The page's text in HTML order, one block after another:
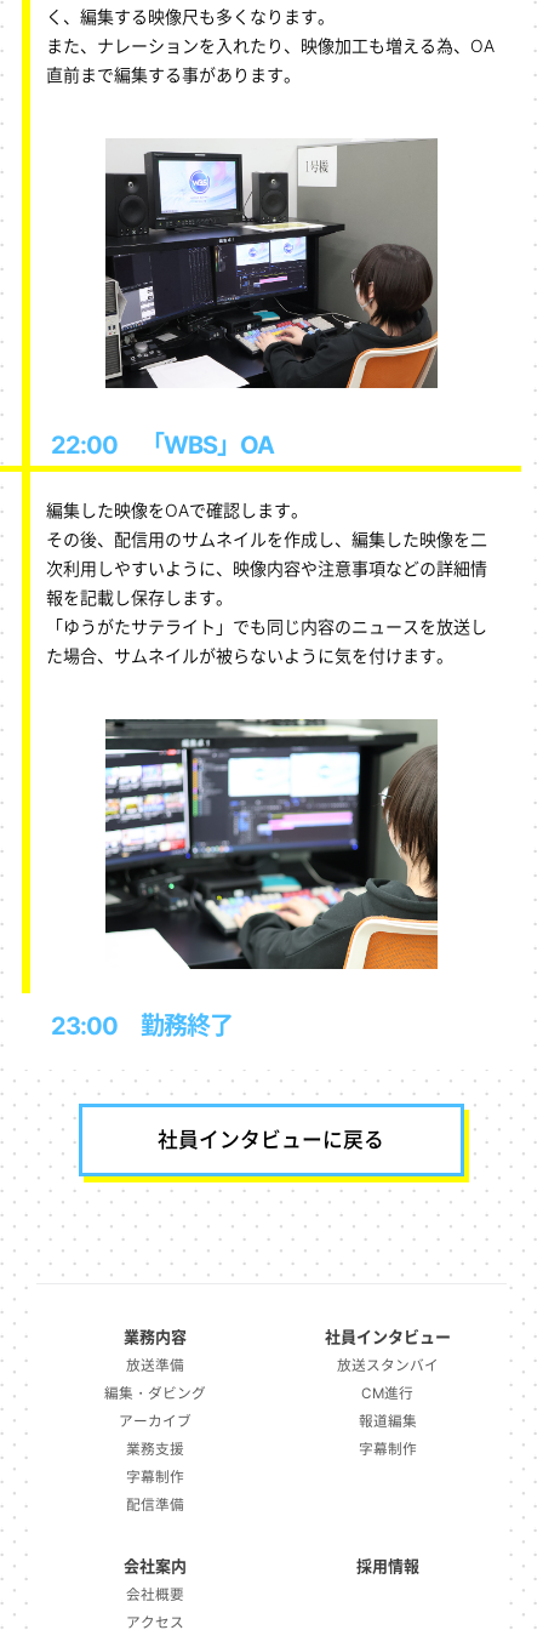
く、編集する映像尺も多くなります。
また、ナレーションを入れたり、映像加工も増える為、OA
直前まで編集する事があります。
22:00 「WBS」OA
編集した映像をOAで確認します。
その後、配信用のサムネイルを作成し、編集した映像を二
次利用しやすいように、映像内容や注意事項などの詳細情
報を記載し保存します。
「ゆうがたサテライト」でも同じ内容のニュースを放送し
た場合、サムネイルが被らないように気を付けます。
23:00 勤務終了
社員インタビューに戻る
業務内容
放送準備
編集・ダビング
アーカイブ
業務支援
字幕制作
配信準備
社員インタビュー
放送スタンバイ
CM進行
報道編集
字幕制作
会社案内
会社概要
アクセス
採用情報